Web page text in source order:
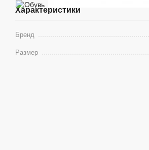
Характеристики
Бренд
Размер